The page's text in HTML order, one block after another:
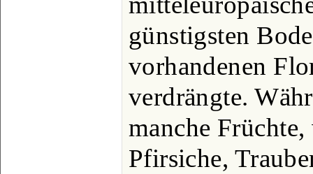
günstigsten
vorhandenen
verdrängte.
manche
Pfirsiche,